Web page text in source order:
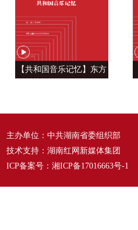
【共和国音乐记忆】东方
主办单位：中共湖南省委组织部
技术支持：湖南红网新媒体集团
ICP备案号： 湘ICP备17016663号-1